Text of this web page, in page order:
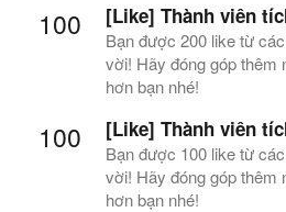
100 [Like] Thành viên
Bạn được 200 like từ
vời! Hãy đóng góp thêm
hơn bạn nhé!
100 [Like] Thành viên
Bạn được 100 like từ
vời! Hãy đóng góp thêm
hơn bạn nhé!